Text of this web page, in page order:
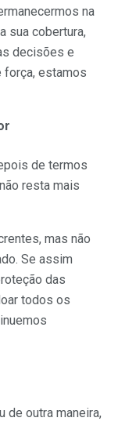
na
sua cobertura,
decisões e
força, estamos
de termos
resta mais
mas não
Se assim
das
todos os
de outra maneira,